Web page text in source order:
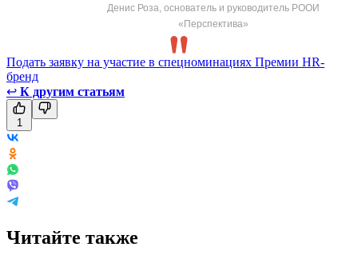
Денис Роза, основатель и руководитель РООИ
«Перспектива»
Подать заявку на участие в спецноминациях Премии HR-
бренд
↩ К другим статьям
1
Читайте также